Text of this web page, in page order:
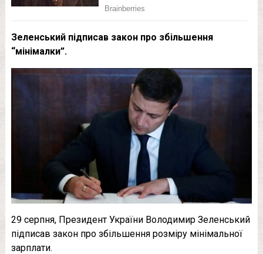
Зеленський підписав закон про збільшення
“мінімалки”.
29 серпня, Президент України Володимир Зеленський
підписав закон про збільшення розміру мінімальної
зарплати.